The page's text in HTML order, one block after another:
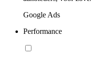
Google Ads
Performance